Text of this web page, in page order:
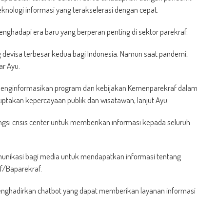
informasi yang terakselerasi dengan cepat.
era baru yang berperan penting di sektor parekraf.
terbesar kedua bagi Indonesia. Namun saat pandemi,
Ayu.
program dan kebijakan Kemenparekraf dalam
kepercayaan publik dan wisatawan, lanjut Ayu.
crisis center untuk memberikan informasi kepada seluruh
bagi media untuk mendapatkan informasi tentang
Baparekraf.
chatbot yang dapat memberikan layanan informasi